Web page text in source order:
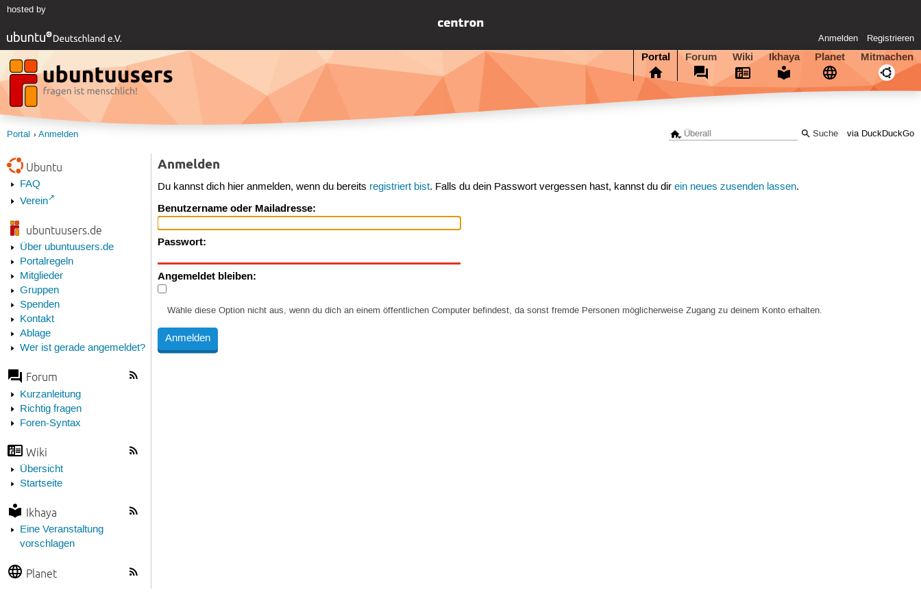
hosted by
Anmelden Registrieren
Portal Forum Wiki Ikhaya Planet Mitmachen
via DuckDuckGo
Portal Anmelden
Ubuntu
FAQ
Verein
ubuntuusers.de
Über ubuntuusers.de
Portalregeln
Mitglieder
Gruppen
Spenden
Kontakt
Ablage
Wer ist gerade angemeldet?
Forum
Kurzanleitung
Richtig fragen
Foren-Syntax
Wiki
Übersicht
Startseite
Ikhaya
Eine Veranstaltung
vorschlagen
Planet
Anmelden
Du kannst dich hier anmelden, wenn du bereits registriert bist. Falls du dein Passwort vergessen hast, kannst du direin neues zusenden lassen.
Benutzername oder Mailadresse:
Passwort:
Angemeldet bleiben:
Wähle diese Option nicht aus, wenn du dich an einem öffentlichen Computer befindest, da sonst fremde Personen möglicherweise Zugang zu deinem Konto erhalten.